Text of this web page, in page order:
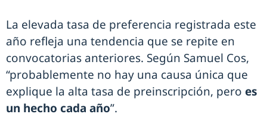
La elevada tasa de preferencia registrada este
año refleja una tendencia que se repite en
convocatorias anteriores. Según Samuel Cos,
“probablemente no hay una causa única que
explique la alta tasa de preinscripción, pero es
un hecho cada año”.